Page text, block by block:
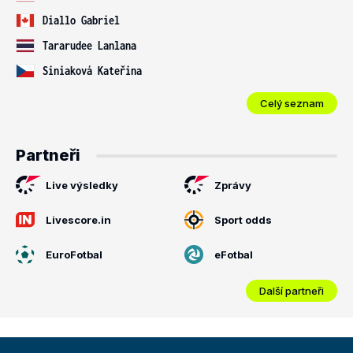
Diallo Gabriel
Tararudee Lanlana
Siniaková Kateřina
Celý seznam
Partneři
Live výsledky Zprávy
Livescore.in Sport odds
EuroFotbal eFotbal
Další partneři